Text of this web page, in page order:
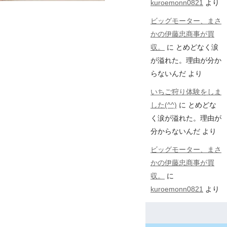
kuroemonn0821 より
ビッグモーター、まさ
かの伊藤忠商事が買
収。
に とめどなく涙
が溢れた。理由が分か
らないんだ より
いちご狩り体験をしま
した(^^) に とめどな
く涙が溢れた。理由が
分からないんだ より
ビッグモーター、まさ
かの伊藤忠商事が買
収。
に
kuroemonn0821 より